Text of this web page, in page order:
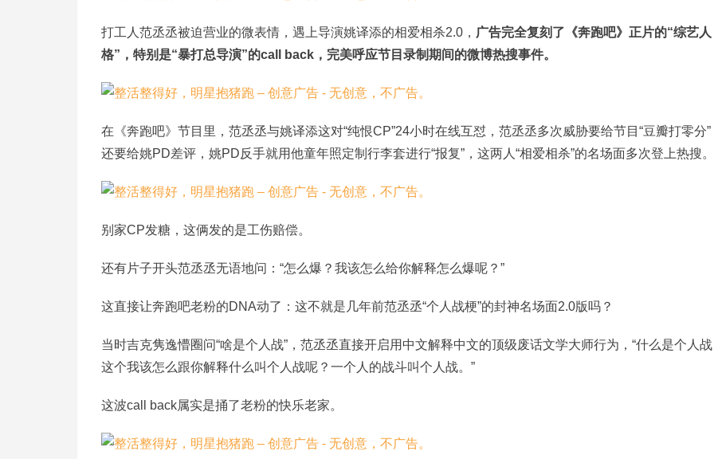
打工人范丞丞被迫营业的微表情，遇上导演姚译添的相爱相杀2.0， 广告完全复刻了《奔跑吧》正片的“综艺人
格”，特别是“暴打总导演”的call back，完美呼应节目录制期间的微博热搜事件。
在《奔跑吧》节目里，范丞丞与姚译添这对“纯恨CP”24小时在线互怼，范丞丞多次威胁要给节目“豆瓣打零分”
还要给姚PD差评，姚PD反手就用他童年照定制行李套进行“报复”，这两人“相爱相杀”的名场面多次登上热搜。
别家CP发糖，这俩发的是工伤赔偿。
还有片子开头范丞丞无语地问：“怎么爆？我该怎么给你解释怎么爆呢？”
这直接让奔跑吧老粉的DNA动了：这不就是几年前范丞丞“个人战梗”的封神名场面2.0版吗？
当时吉克隽逸懵圈问“啥是个人战”，范丞丞直接开启用中文解释中文的顶级废话文学大师行为，“什么是个人
这个我该怎么跟你解释什么叫个人战呢？一个人的战斗叫个人战。”
这波call back属实是捅了老粉的快乐老家。